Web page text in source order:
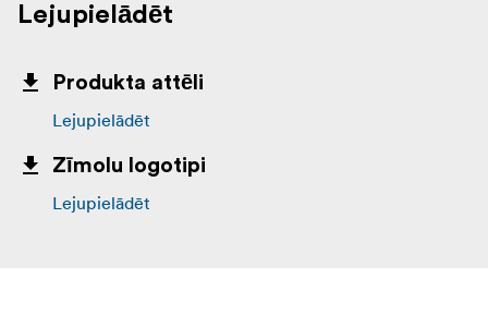
Lejupielādēt
Produkta attēli
Lejupielādēt
Zīmolu logotipi
Lejupielādēt